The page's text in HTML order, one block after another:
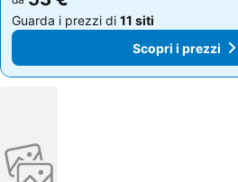
Guarda i prezzi di 11 siti
Scopri i prezzi
Guarda i prezzi di 11 siti
Scopri i prezzi